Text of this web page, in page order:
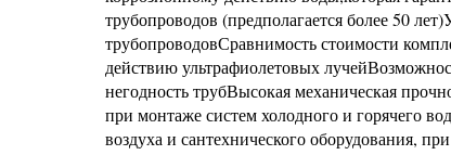
трубопроводов (предполагается более 50
трубопроводовСравнимость стоимости
действию ультрафиолетовых
негодность трубВысокая механическая
при монтаже систем холодного и горячего
воздуха и сантехнического оборудования,